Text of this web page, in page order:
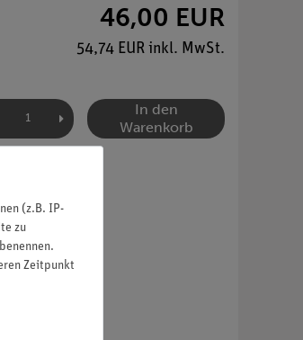
46,00 EUR
54,74 EUR inkl. MwSt.
In den
Warenkorb
(z.B. IP-
zu
Zeitpunkt